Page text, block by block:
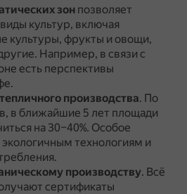
зон позволяет
культур, включая
культуры, фрукты и овощи,
Например, в связи с
есть перспективы
производства. По
в ближайшие 5 лет площади
на 30–40%. Особое
технологиям и
производству. Всё
сертификаты